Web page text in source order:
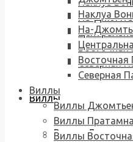
На-
Восточная
Северная
Виллы
Виллы
Наклуа
На-
Восточная
Северная
Виллы
Виллы
Виллы
Виллы